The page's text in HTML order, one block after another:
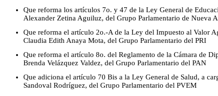
Que reforma los artículos 7o. y 47 de la Ley General de
Alexander Zetina Aguiluz, del Grupo Parlamentario de Nueva
Que reforma el artículo 2o.-A de la Ley del Impuesto al Valor
Claudia Edith Anaya Mota, del Grupo Parlamentario del PRI
Que reforma el artículo 8o. del Reglamento de la Cámara de
Brenda Velázquez Valdez, del Grupo Parlamentario del PAN
Que adiciona el artículo 70 Bis a la Ley General de Salud, a
Sandoval Rodríguez, del Grupo Parlamentario del PVEM